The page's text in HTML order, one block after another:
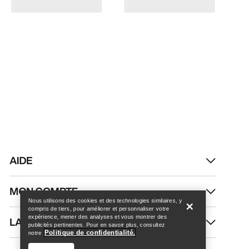
Help
AIDE
MON COMPTE
LAVAGE ET RÉPARATION
Nous utilisons des cookies et des technologies similaires, y
compris de tiers, pour améliorer et personnaliser votre
expérience, mener des analyses et vous montrer des
publicités pertinentes. Pour en savoir plus, consultez
notre
Politique de confidentialité.